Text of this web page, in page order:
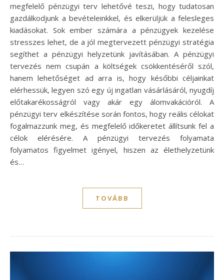
megfelelő pénzügyi terv lehetővé teszi, hogy tudatosan
gazdálkodjunk a bevételeinkkel, és elkerüljük a felesleges
kiadásokat. Sok ember számára a pénzügyek kezelése
stresszes lehet, de a jól megtervezett pénzügyi stratégia
segíthet a pénzügyi helyzetünk javításában. A pénzügyi
tervezés nem csupán a költségek csökkentéséről szól,
hanem lehetőséget ad arra is, hogy későbbi céljainkat
elérhessük, legyen szó egy új ingatlan vásárlásáról, nyugdíj
előtakarékosságról vagy akár egy álomvakációról. A
pénzügyi terv elkészítése során fontos, hogy reális célokat
fogalmazzunk meg, és megfelelő időkeretet állítsunk fel a
célok elérésére. A pénzügyi tervezés folyamata
folyamatos figyelmet igényel, hiszen az élethelyzetünk
és…
TOVÁBB